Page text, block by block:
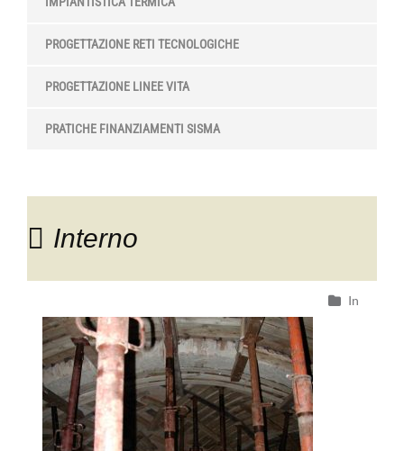
PROGETTAZIONE RETI TECNOLOGICHE
PROGETTAZIONE LINEE VITA
PRATICHE FINANZIAMENTI SISMA
Interno
In